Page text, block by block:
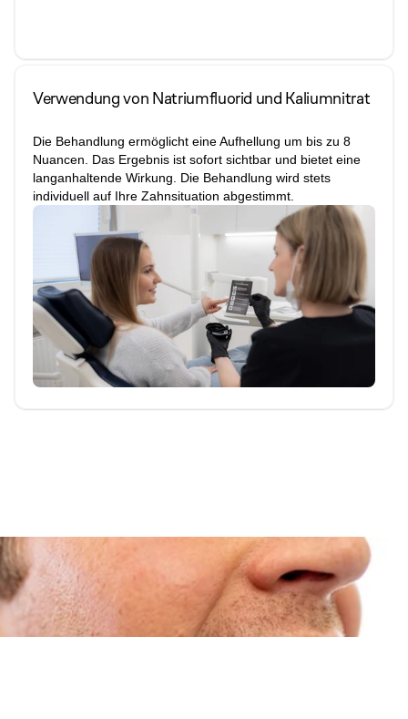
Verwendung von Natriumfluorid und Kaliumnitrat
Die Behandlung ermöglicht eine Aufhellung um bis zu 8
Nuancen. Das Ergebnis ist sofort sichtbar und bietet eine
langanhaltende Wirkung. Die Behandlung wird stets
individuell auf Ihre Zahnsituation abgestimmt.